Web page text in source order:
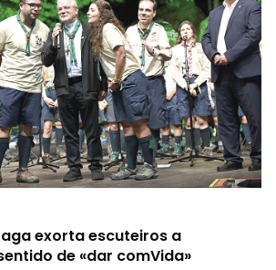
exorta escuteiros a
de «dar comVida»